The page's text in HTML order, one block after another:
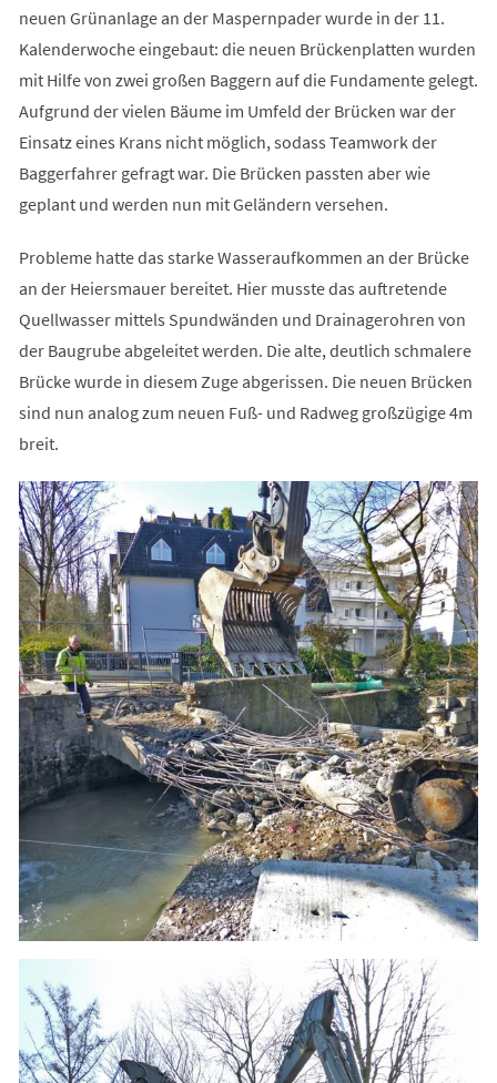
neuen Grünanlage an der Maspernpader wurde in der 11.
Kalenderwoche eingebaut: die neuen Brückenplatten wurden
mit Hilfe von zwei großen Baggern auf die Fundamente gelegt.
Aufgrund der vielen Bäume im Umfeld der Brücken war der
Einsatz eines Krans nicht möglich, sodass Teamwork der
Baggerfahrer gefragt war. Die Brücken passten aber wie
geplant und werden nun mit Geländern versehen.
Probleme hatte das starke Wasseraufkommen an der Brücke
an der Heiersmauer bereitet. Hier musste das auftretende
Quellwasser mittels Spundwänden und Drainagerohren von
der Baugrube abgeleitet werden. Die alte, deutlich schmalere
Brücke wurde in diesem Zuge abgerissen. Die neuen Brücken
sind nun analog zum neuen Fuß- und Radweg großzügige 4m
breit.